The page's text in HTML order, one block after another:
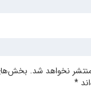
نخواهد شد.
*